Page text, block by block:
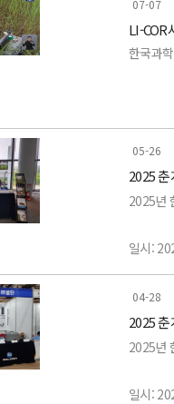
-LI-180 (
-LI-550
- LI-710
- LI-180
- LI-
전시품목
- LI-
LI-COR
한국과
자세한
07-07
2025
2025년
일시:
장소: 경
전시품
-LI-6800
05-26
2025
2025년
일시:
04-28